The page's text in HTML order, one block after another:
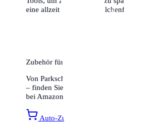
eine allzeit gute und knöllchenfreie Fahrt!
Zubehör für Ihr Auto
Von Parkscheiben bis hin zu
– finden Sie alles für ein entspanntes
bei Amazon.
Auto-Zubehör entdecken »